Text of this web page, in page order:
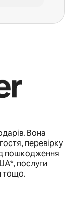
Вона
перевірку
пошкодження
послуги
тощо.